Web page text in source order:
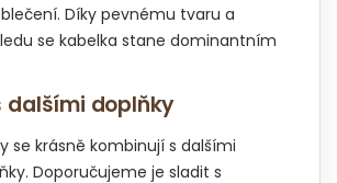
Díky pevnému tvaru a
se kabelka stane dominantním
dalšími doplňky
se krásně kombinují s dalšími
Doporučujeme je sladit s